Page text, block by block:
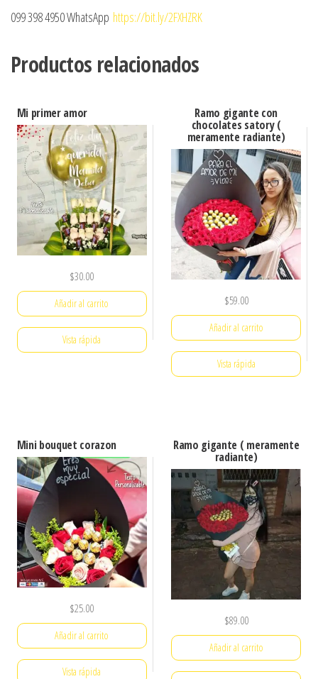
099 398 4950 WhatsApp https://bit.ly/2FXHZRK
Productos relacionados
Mi primer amor
$30.00
Añadir al carrito
Vista rápida
Ramo gigante con
chocolates satory (
meramente radiante)
$59.00
Añadir al carrito
Vista rápida
Mini bouquet corazon
$25.00
Añadir al carrito
Vista rápida
Ramo gigante ( meramente
radiante)
$89.00
Añadir al carrito